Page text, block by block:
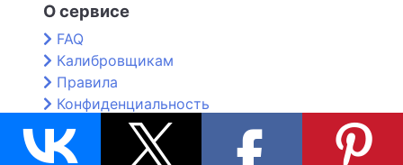
О сервисе
FAQ
Калибровщикам
Правила
Конфиденциальность
Контакты